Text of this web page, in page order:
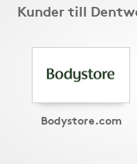
Kunder till
Bodystore.com